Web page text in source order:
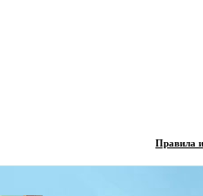
Правила